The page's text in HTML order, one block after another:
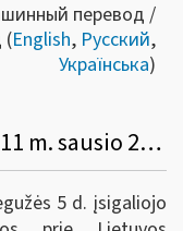
перевод /
(English, Русский,
Українська)
Dėl VMI prie FM viršininko 2011 m. sausio 25 d. įsakymo Nr. VA-16 pakeitimo
5 d. įsigaliojo